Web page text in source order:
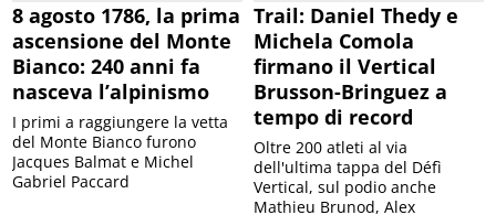
8 agosto 1786, la prima
ascensione del Monte
Bianco: 240 anni fa
nasceva l’alpinismo
I primi a raggiungere la vetta
del Monte Bianco furono
Jacques Balmat e Michel
Gabriel Paccard
Trail: Daniel Thedy e
Michela Comola
firmano il Vertical
Brusson-Bringuez a
tempo di record
Oltre 200 atleti al via
dell'ultima tappa del Défì
Vertical, sul podio anche
Mathieu Brunod, Alex